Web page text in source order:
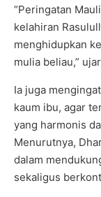
“Peringatan
kelahiran
menghidupkan
mulia beliau,”
Ia juga
kaum ibu, agar
yang harmonis
Menurutnya,
dalam
sekaligus